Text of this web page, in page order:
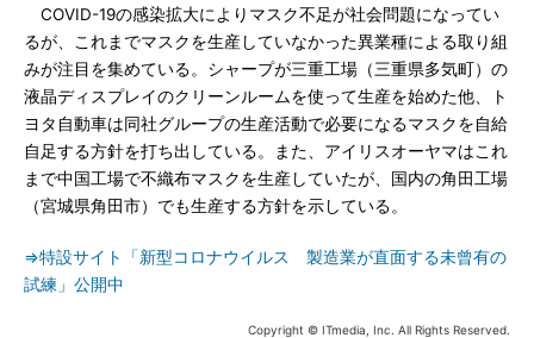
COVID-19の感染拡大によりマスク不足が社会問題になってい
るが、これまでマスクを生産していなかった異業種による取り組
みが注目を集めている。シャープが三重工場（三重県多気町）の
液晶ディスプレイのクリーンルームを使って生産を始めた他、ト
ヨタ自動車は同社グループの生産活動で必要になるマスクを自給
自足する方針を打ち出している。また、アイリスオーヤマはこれ
まで中国工場で不織布マスクを生産していたが、国内の角田工場
（宮城県角田市）でも生産する方針を示している。
⇒特設サイト「新型コロナウイルス 製造業が直面する未曾有の
試練」公開中
Copyright © ITmedia, Inc. All Rights Reserved.